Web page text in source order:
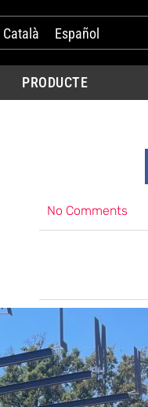
Català Español
PRODUCTE
No Comments